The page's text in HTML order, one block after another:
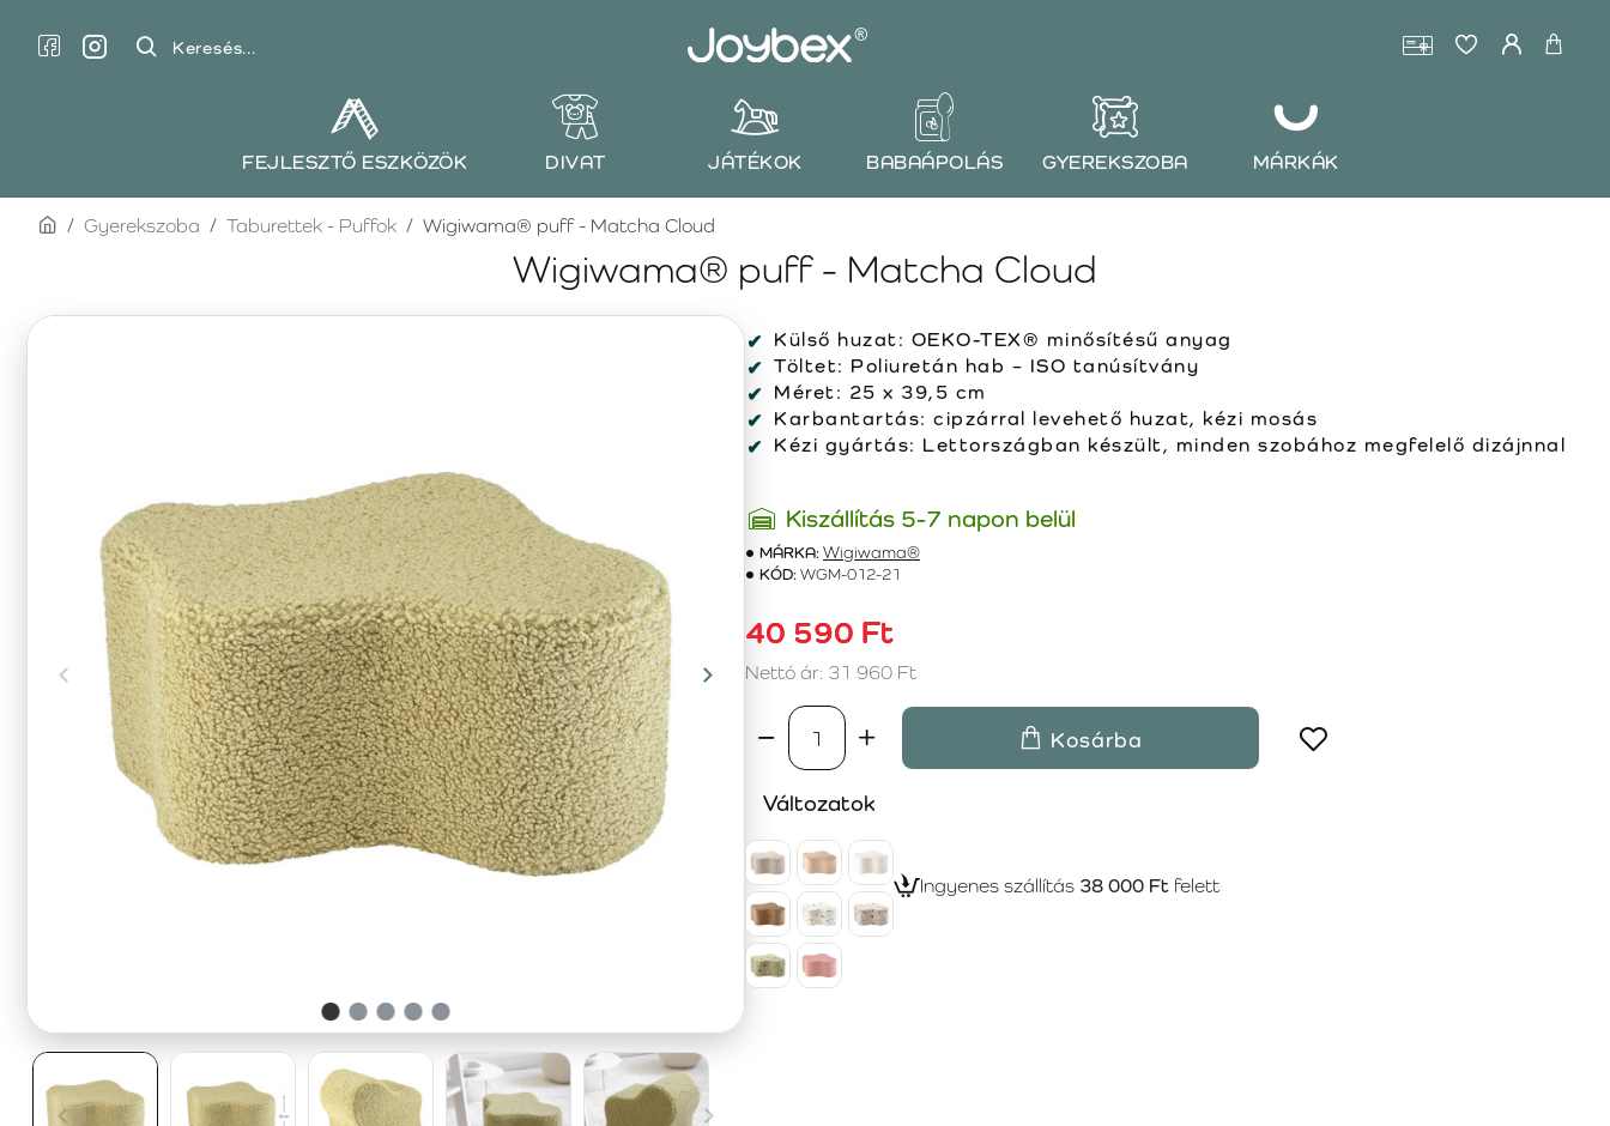
Keresés...
FEJLESZTŐ ESZKÖZÖK DIVAT JÁTÉKOK BABAÁPOLÁS GYEREKSZOBA MÁRKÁK
Wigiwama® puff - Matcha Cloud
homeGyerekszoba Taburettek - Puffok Wigiwama® puff - Matcha Cloud
Külső huzat: OEKO-TEX® minősítésű anyag
Töltet: Poliuretán hab – ISO tanúsítvány
Méret: 25 x 39,5 cm
Karbantartás: cipzárral levehető huzat, kézi mosás
Kézi gyártás: Lettországban készült, minden szobához megfelelő dizájnnal
Kiszállítás 5-7 napon belül
MÁRKA:Wigiwama®
KÓD:WGM-012-21
40 590 Ft
Nettó ár: 31 960 Ft
Kosárba
Változatok
Ingyenes szállítás 38 000 Ft felett